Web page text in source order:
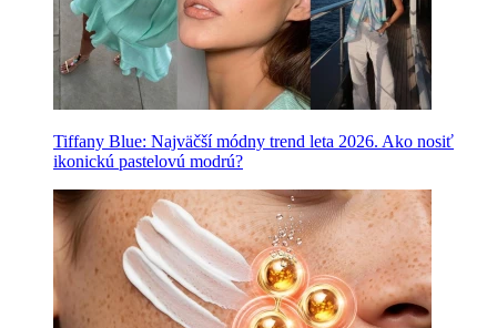
Tiffany Blue: Najväčší módny trend leta 2026. Ako nosiť
ikonickú pastelovú modrú?